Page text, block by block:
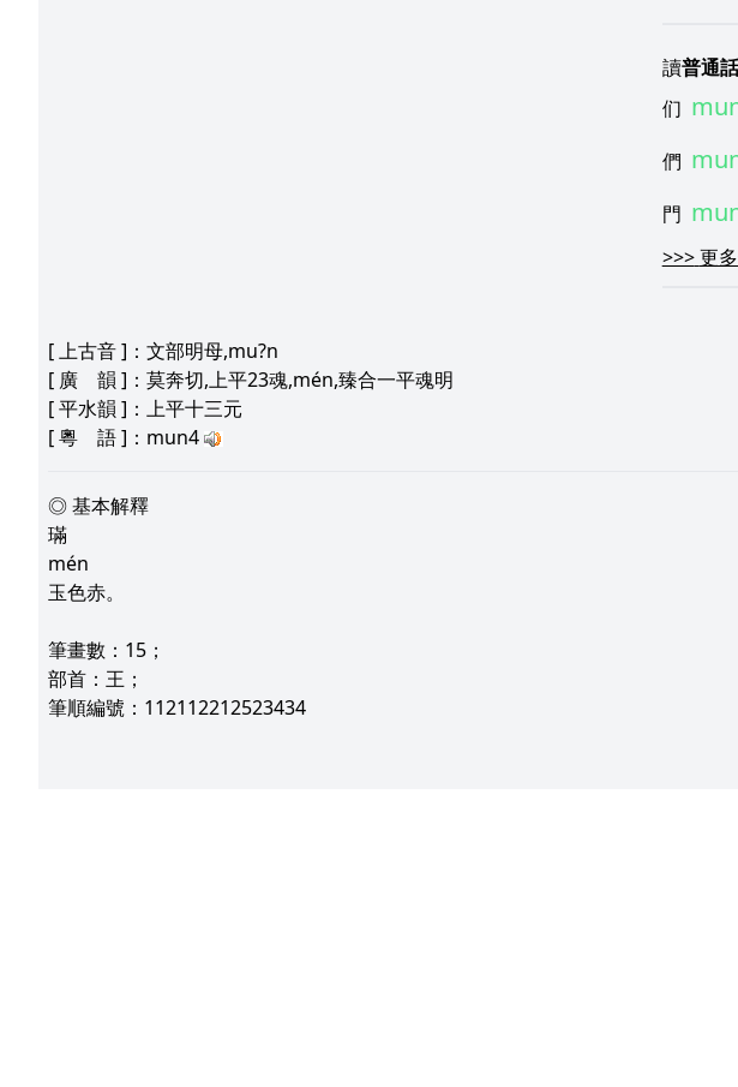
讀普通話
们
們
門
>>>更
[上古音]：文部明母,mu?n
[ 廣 韻 ]：莫奔切,上平23魂,mén,臻合一平魂明
[平水韻 ]：上平十三元
[粵 語]：mun4
◎ 基本解釋
璊
mén
玉色赤。
筆畫數：15；
部首：王；
筆順編號：112112212523434